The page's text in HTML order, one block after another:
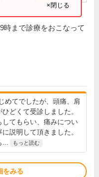
×閉じる
時まで診療をおこなって
めてでしたが、頭痛、肩
ひどくて受診しました。
してもらい、痛みについ
に説明して頂きました。
もっと読む
をみる